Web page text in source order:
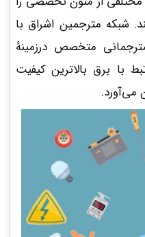
شبکه مترجمین اشراق با
متخصص درزمینهٔ
با برق بالاترین کیفیت
می‌آورد.